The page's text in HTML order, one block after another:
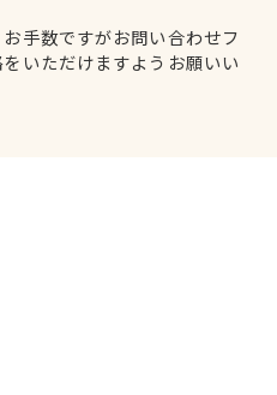
手数ですがお問い合わせフ
いただけますようお願いい